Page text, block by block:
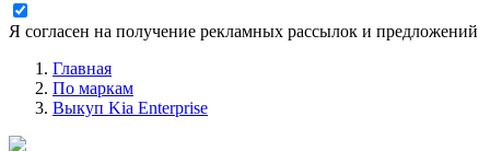
Я согласен на получение рекламных рассылок и предложений
Главная
По маркам
Выкуп Kia Enterprise